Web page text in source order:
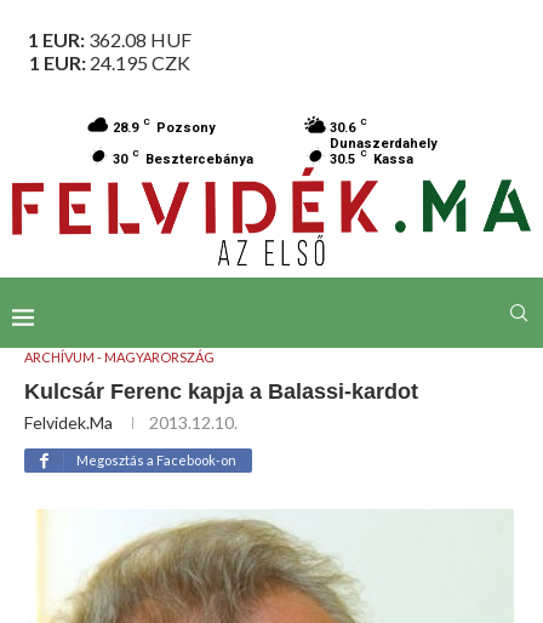
1 EUR: 362.08 HUF
1 EUR: 24.195 CZK
28.9 C Pozsony 30.6 C
Dunaszerdahely
30 C Besztercebánya 30.5 C Kassa
ARCHÍVUM - MAGYARORSZÁG
Kulcsár Ferenc kapja a Balassi-kardot
Felvidek.ma 2013.12.10.
Megosztás a Facebook-on